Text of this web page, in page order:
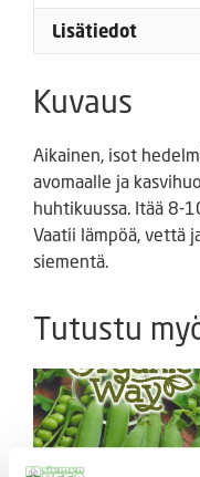
Lisätiedot
Kuvaus
Aikainen, isot
avomaalle ja
huhtikuussa. Itää 8-
Vaatii lämpöä, vettä
siementä.
Tutustu